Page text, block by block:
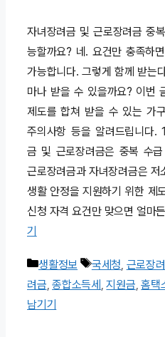
자녀장려금 및 근로장려금 중
능할까요? 네. 요건만 충족하
가능합니다. 그렇게 함께 받는
마나 받을 수 있을까요? 이번
제도를 합쳐 받을 수 있는 가
주의사항 등을 알려드립니다.
금 및 근로장려금은 중복 수
근로장려금과 자녀장려금은 저
생활 안정을 지원하기 위한 제
신청 자격 요건만 맞으면 얼마
기
카
테
고
생활정보
태
그
국세청 근로장
려금 ,종합소득세 ,지원금 ,홈택
남기기